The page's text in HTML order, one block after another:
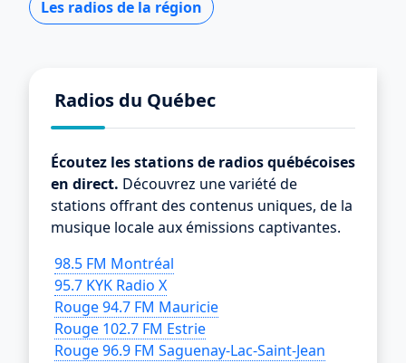
Les radios de la région
Radios du Québec
Écoutez les stations de radios québécoises
en direct. Découvrez une variété de
stations offrant des contenus uniques, de la
musique locale aux émissions captivantes.
98.5 FM Montréal
95.7 KYK Radio X
Rouge 94.7 FM Mauricie
Rouge 102.7 FM Estrie
Rouge 96.9 FM Saguenay-Lac-Saint-Jean